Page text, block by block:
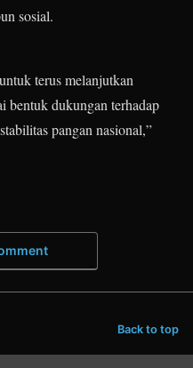
sosial.
terus melanjutkan
bentuk dukungan terhadap
pangan nasional,”
Back to top